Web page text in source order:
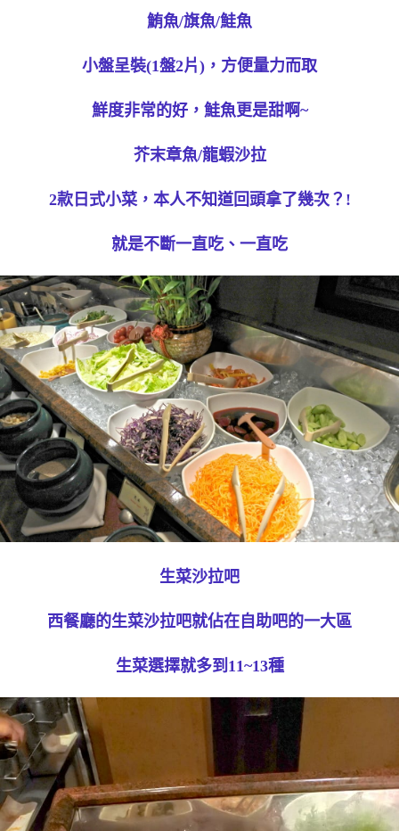
鮪魚/旗魚/鮭魚
小盤呈裝(1盤2片)，方便量力而取
鮮度非常的好，鮭魚更是甜啊~
芥末章魚/龍蝦沙拉
2款日式小菜，本人不知道回頭拿了幾次？!
就是不斷一直吃、一直吃
生菜沙拉吧
西餐廳的生菜沙拉吧就佔在自助吧的一大區
生菜選擇就多到11~13種